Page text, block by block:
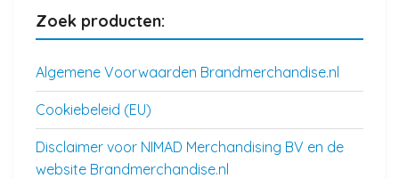
Zoek producten:
Algemene Voorwaarden Brandmerchandise.nl
Cookiebeleid (EU)
Disclaimer voor NIMAD Merchandising BV en de
website Brandmerchandise.nl